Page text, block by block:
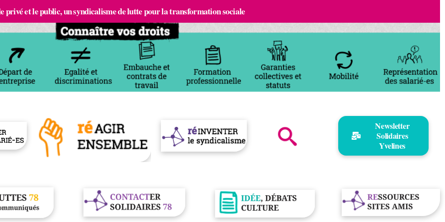
privé et le public, un syndicalisme de lutte pour la transformation sociale
Newsletter
Solidaires
Yvelines